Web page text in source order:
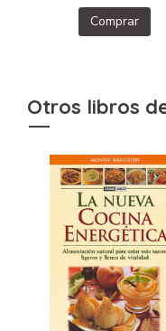
Comprar
Otros libros